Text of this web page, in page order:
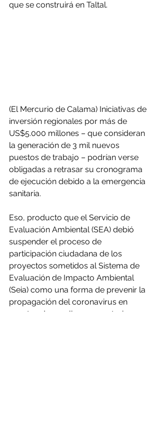
que se construirá en Taltal.
(El Mercurio de Calama) Iniciativas de
inversión regionales por más de
US$5.000 millones – que consideran
la generación de 3 mil nuevos
puestos de trabajo – podrían verse
obligadas a retrasar su cronograma
de ejecución debido a la emergencia
sanitaria.
Eso, producto que el Servicio de
Evaluación Ambiental (SEA) debió
suspender el proceso de
participación ciudadana de los
proyectos sometidos al Sistema de
Evaluación de Impacto Ambiental
(Seia) como una forma de prevenir la
propagación del coronavirus en
eventos de amplia convocatoria.